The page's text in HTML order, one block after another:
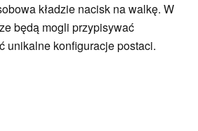
kładzie nacisk na walkę. W
będą mogli przypisywać
unikalne konfiguracje postaci.